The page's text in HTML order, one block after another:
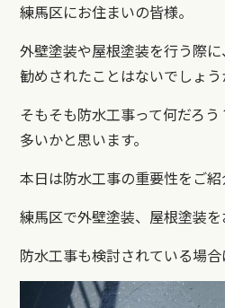
練馬区にお住まいの皆様。
外壁塗装や屋根塗装を行う際
勧めされたことはないでしょう
そもそも防水工事って何だろ
多いかと思います。
本日は防水工事の重要性をご紹
練馬区で外壁塗装、屋根塗装を
防水工事も検討されている場